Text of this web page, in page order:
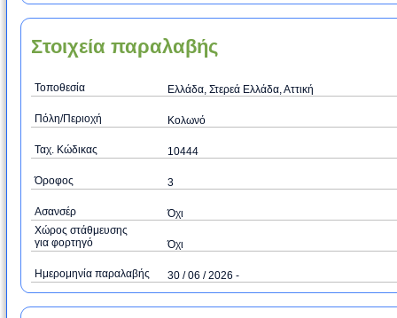
Στοιχεία παραλαβής
Τοποθεσία Ελλάδα, Στερεά Ελλάδα, Αττική
Πόλη/Περιοχή Κολωνό
Ταχ. Κώδικας 10444
Όροφος 3
Ασανσέρ
Όχι
Χώρος στάθμευσης
για φορτηγό
Όχι
Ημερομηνία παραλαβής 30 / 06 / 2026 -